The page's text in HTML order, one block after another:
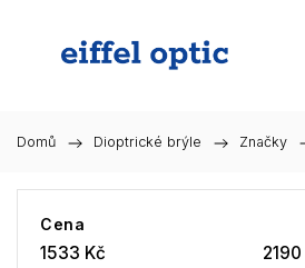
Domů / Dioptrické brýle / Značky /
Cena
1533 Kč 2190